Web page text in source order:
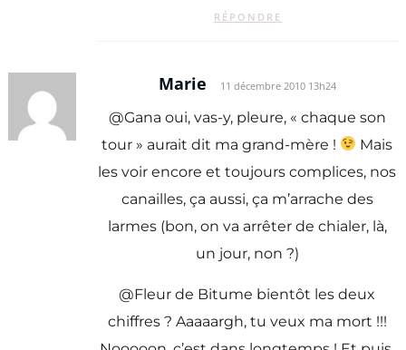
RÉPONDRE
Marie 11 décembre 2010 13h24
@Gana oui, vas-y, pleure, « chaque son
tour » aurait dit ma grand-mère !
Mais
les voir encore et toujours complices, nos
canailles, ça aussi, ça m’arrache des
larmes (bon, on va arrêter de chialer, là,
un jour, non ?)
@Fleur de Bitume bientôt les deux
chiffres ? Aaaaargh, tu veux ma mort !!!